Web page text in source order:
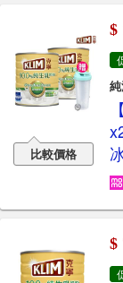
比較價格
$
$